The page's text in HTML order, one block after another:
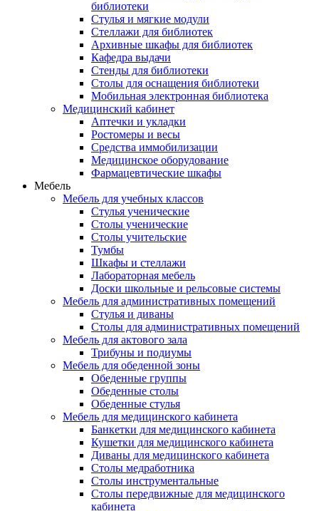
библиотеки
Стулья и мягкие модули
Стеллажи для библиотек
Архивные шкафы для библиотек
Кафедра выдачи
Стенды для библиотеки
Столы для оснащения библиотеки
Мобильная электронная библиотека
Медицинский кабинет
Аптечки и укладки
Ростомеры и весы
Средства иммобилизации
Медицинское оборудование
Фармацевтические шкафы
Мебель
Мебель для учебных классов
Стулья ученические
Столы ученические
Столы учительские
Тумбы
Шкафы и стеллажи
Лабораторная мебель
Доски школьные и рельсовые системы
Мебель для административных помещений
Стулья и диваны
Столы для административных помещений
Мебель для актового зала
Трибуны и подиумы
Мебель для обеденной зоны
Обеденные группы
Обеденные столы
Обеденные стулья
Мебель для медицинского кабинета
Банкетки для медицинского кабинета
Кушетки для медицинского кабинета
Диваны для медицинского кабинета
Столы медработника
Столы инструментальные
Столы передвижные для медицинского
кабинета